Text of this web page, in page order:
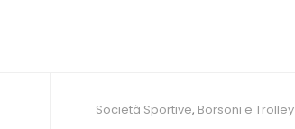
Società Sportive, Borsoni e Trolley